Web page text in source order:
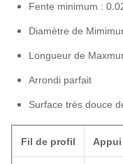
Fente minimum :
Diamètre de
Longueur de
Arrondi parfait
Surface très douce
Fil de profil Appui